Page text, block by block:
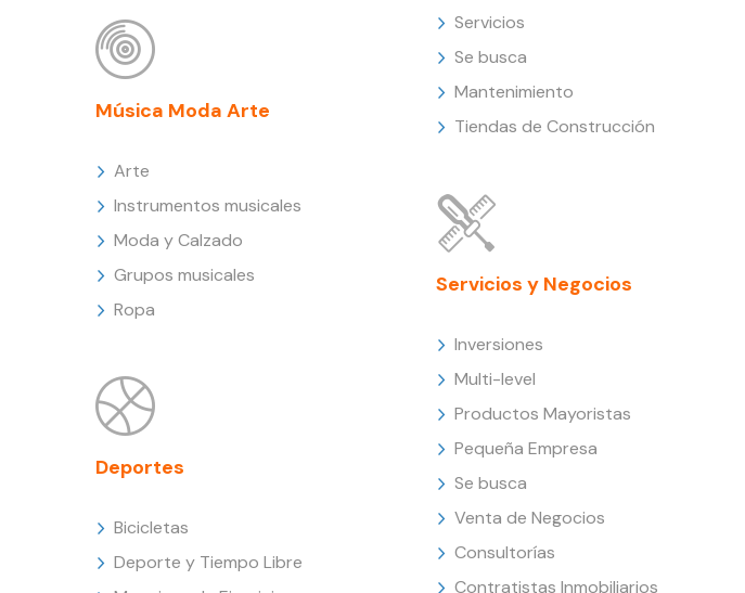
Música Moda Arte
Arte
Instrumentos musicales
Moda y Calzado
Grupos musicales
Ropa
Deportes
Bicicletas
Deporte y Tiempo Libre
Servicios
Se busca
Mantenimiento
Tiendas de Construcción
Servicios y Negocios
Inversiones
Multi-level
Productos Mayoristas
Pequeña Empresa
Se busca
Venta de Negocios
Consultorías
Contratistas Inmobiliarios